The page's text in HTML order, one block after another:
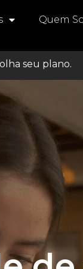
Quem
seu plano.